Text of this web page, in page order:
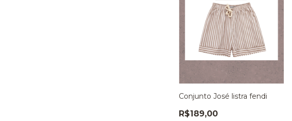
Conjunto José listra fendi
R$189,00